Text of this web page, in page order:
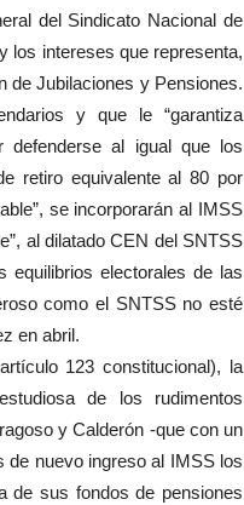
del Sindicato Nacional de
los intereses que representa,
de Jubilaciones y Pensiones.
y que le “garantiza
defenderse al igual que los
retiro equivalente al 80 por
se incorporarán al IMSS
al dilatado CEN del SNTSS
equilibrios electorales de las
como el SNTSS no esté
en abril.
123 constitucional), la
de los rudimentos
y Calderón -que con un
de nuevo ingreso al IMSS los
de sus fondos de pensiones